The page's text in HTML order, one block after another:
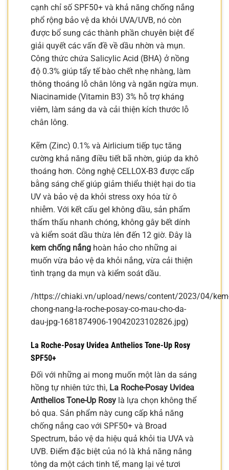
cạnh chỉ số SPF50+ và khả năng chống nắng
phổ rộng bảo vệ da khỏi UVA/UVB, nó còn
được bổ sung các thành phần chuyên biệt để
giải quyết các vấn đề về dầu nhờn và mụn.
Công thức chứa Salicylic Acid (BHA) ở nồng
độ 0.3% giúp tẩy tế bào chết nhẹ nhàng, làm
thông thoáng lỗ chân lông và ngăn ngừa mụn.
Niacinamide (Vitamin B3) 3% hỗ trợ kháng
viêm, làm sáng da và cải thiện kích thước lỗ
chân lông.
Kẽm (Zinc) 0.1% và Airlicium tiếp tục tăng
cường khả năng điều tiết bã nhờn, giúp da khô
thoáng hơn. Công nghệ CELLOX-B3 được cấp
bằng sáng chế giúp giảm thiểu thiệt hại do tia
UV và bảo vệ da khỏi stress oxy hóa từ ô
nhiễm. Với kết cấu gel không dầu, sản phẩm
thẩm thấu nhanh chóng, không gây bết dính
và kiểm soát dầu thừa lên đến 12 giờ. Đây là
kem chống nắng hoàn hảo cho những ai
muốn vừa bảo vệ da khỏi nắng, vừa cải thiện
tình trạng da mụn và kiểm soát dầu.
/https://chiaki.vn/upload/news/content/2023/04/
chong-nang-la-roche-posay-co-mau-cho-da-
dau-jpg-1681874906-19042023102826.jpg)
La Roche-Posay Uvidea Anthelios Tone-Up Rosy
SPF50+
Đối với những ai mong muốn một làn da sáng
hồng tự nhiên tức thì, La Roche-Posay Uvidea
Anthelios Tone-Up Rosy là lựa chọn không thể
bỏ qua. Sản phẩm này cung cấp khả năng
chống nắng cao với SPF50+ và Broad
Spectrum, bảo vệ da hiệu quả khỏi tia UVA và
UVB. Điểm đặc biệt của nó là khả năng nâng
tông da một cách tinh tế, mang lại vẻ tươi